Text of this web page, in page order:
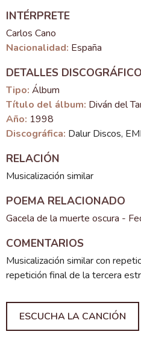
INTÉRPRETE
Carlos Cano
Nacionalidad: España
DETALLES
Tipo: Álbum
Título del álbum: Diván del
Año: 1998
Discográfica: Dalur Discos, EMI
RELACIÓN
Musicalización similar
POEMA RELACIONADO
Gacela de la muerte oscura -
COMENTARIOS
Musicalización similar con
repetición final de la tercera
ESCUCHA LA CANCIÓN